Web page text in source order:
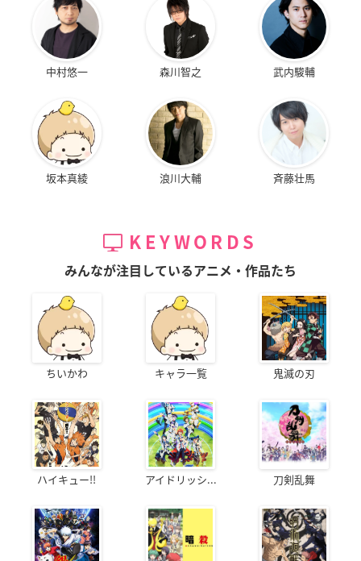
中村悠一 森川智之 武内駿輔
坂本真綾 浪川大輔 斉藤壮馬
KEYWORDS
みんなが注目しているアニメ・作品たち
ちいかわ キャラ一覧 鬼滅の刃
ハイキュー!! アイドリッシ... 刀剣乱舞